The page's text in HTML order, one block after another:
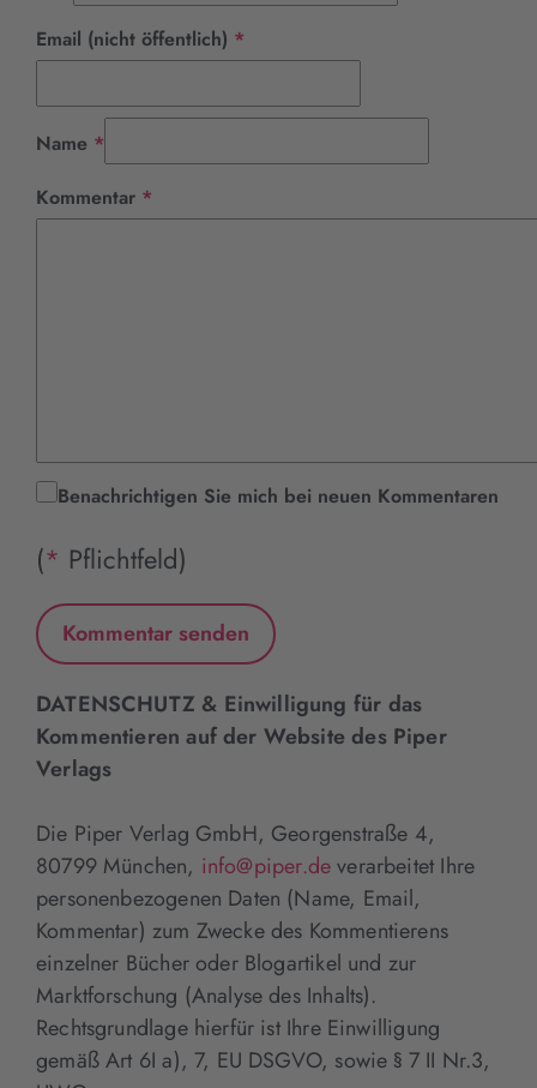
Email (nicht öffentlich) *
Name *
Kommentar *
Benachrichtigen Sie mich bei neuen Kommentaren
(* Pflichtfeld)
DATENSCHUTZ & Einwilligung für das
Kommentieren auf der Website des Piper
Verlags
Die Piper Verlag GmbH, Georgenstraße 4,
80799 München, info@piper.deverarbeitet Ihre
personenbezogenen Daten (Name, Email,
Kommentar) zum Zwecke des Kommentierens
einzelner Bücher oder Blogartikel und zur
Marktforschung (Analyse des Inhalts).
Rechtsgrundlage hierfür ist Ihre Einwilligung
gemäß Art 6I a), 7, EU DSGVO, sowie § 7 II Nr.3,